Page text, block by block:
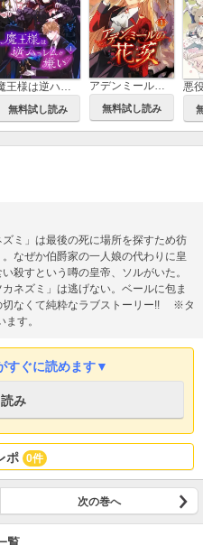
無料試し読み
アデンミールの花茨
無料試し読み
ミ」は最後の死に場所を探すため彷
なぜか伯爵家の一人娘の代わりに皇
殺すという噂の皇帝、ソルがいた。
ネズミ」は逃げない。ベールに包ま
切なくて純粋なラブストーリー!! ※タ
す。
すぐに読めます▼
み
ポ 0件
次の巻へ